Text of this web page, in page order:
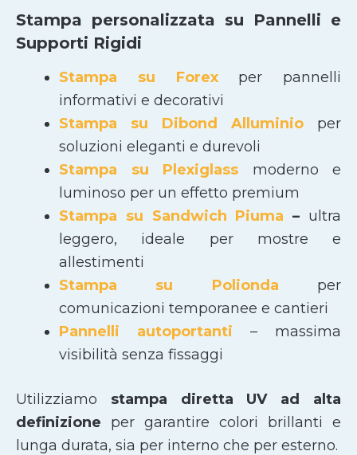
Stampa personalizzata su Pannelli e
Supporti Rigidi
Stampa su Forexper pannelli
informativi e decorativi
Stampa su Dibond Alluminio per
soluzioni eleganti e durevoli
Stampa su Plexiglass moderno e
luminoso per un effetto premium
Stampa su Sandwich Piuma – ultra
leggero, ideale per mostre e
allestimenti
Stampa su Polionda per
comunicazioni temporanee e cantieri
Pannelli autoportanti – massima
visibilità senza fissaggi
Utilizziamo stampa diretta UV ad alta
definizione per garantire colori brillanti e
lunga durata, sia per interno che per esterno.